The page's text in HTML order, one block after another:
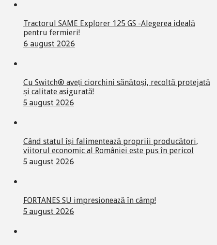
Tractorul SAME Explorer 125 GS -Alegerea ideală
pentru fermieri!
6 august 2026
Cu Switch® aveți ciorchini sănătoși, recoltă protejată
și calitate asigurată!
5 august 2026
Când statul își falimentează propriii producători,
viitorul economic al României este pus în pericol
5 august 2026
FORTANES SU impresionează în câmp!
5 august 2026